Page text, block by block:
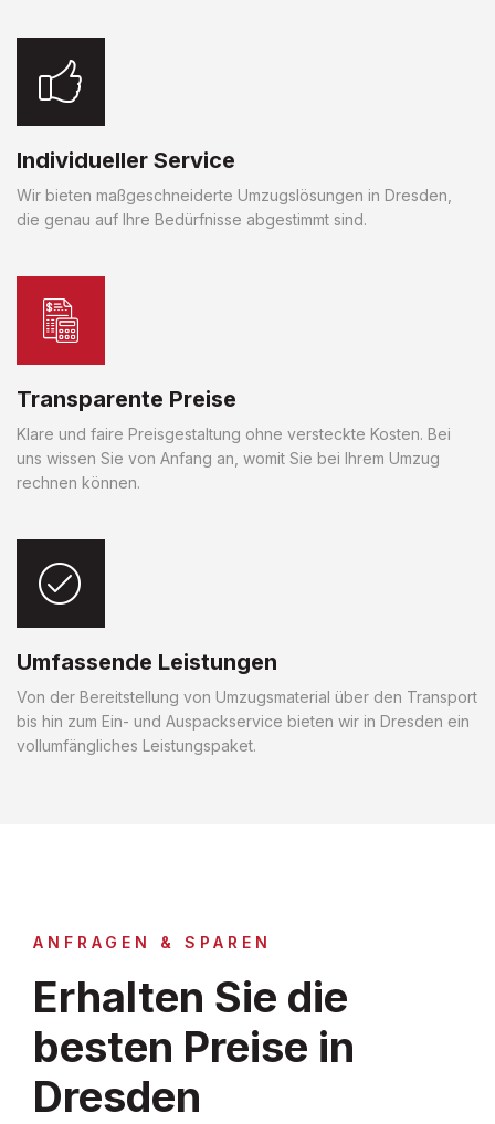
Individueller Service
Wir bieten maßgeschneiderte Umzugslösungen in Dresden,
die genau auf Ihre Bedürfnisse abgestimmt sind.
Transparente Preise
Klare und faire Preisgestaltung ohne versteckte Kosten. Bei
uns wissen Sie von Anfang an, womit Sie bei Ihrem Umzug
rechnen können.
Umfassende Leistungen
Von der Bereitstellung von Umzugsmaterial über den Transport
bis hin zum Ein- und Auspackservice bieten wir in Dresden ein
vollumfängliches Leistungspaket.
ANFRAGEN & SPAREN
Erhalten Sie die
besten Preise in
Dresden